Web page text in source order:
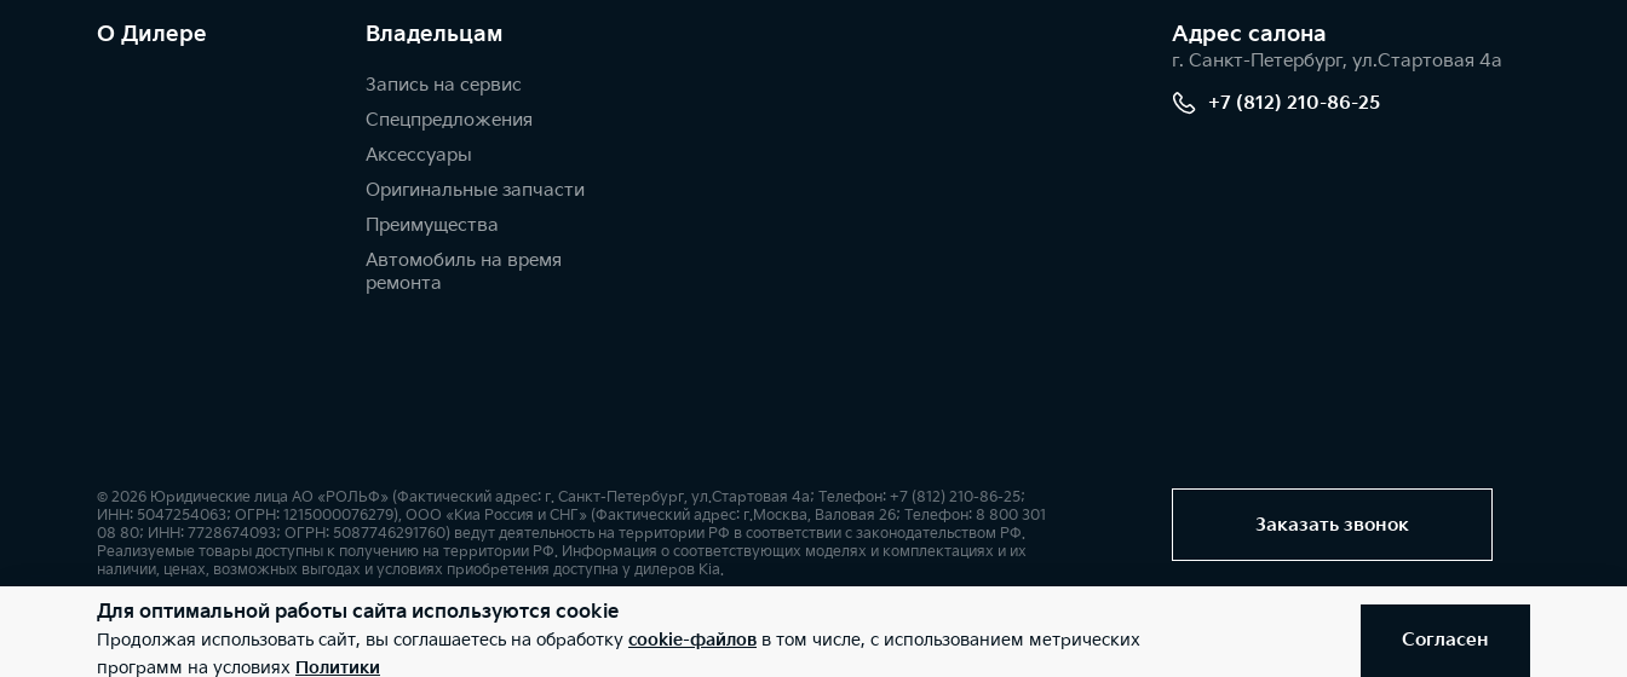
О Дилере Владельцам
Запись на сервис
Спецпредложения
Аксессуары
Оригинальные запчасти
Преимущества
Автомобиль на время
ремонта
Адрес салонa
г. Санкт-Петербург, ул.Стартовая 4а
+7 (812) 210-86-25
Заказать звонок
© 2026 Юридические лица АО «РОЛЬФ» (Фактический адрес: г. Санкт-Петербург, ул.Стартовая 4а; Телефон: +7 (812) 210-86-25;
ИНН: 5047254063; ОГРН: 1215000076279), ООО «Киа Россия и СНГ» (Фактический адрес: г.Москва, Валовая 26; Телефон: 8 800 301
08 80; ИНН: 7728674093; ОГРН: 5087746291760) ведут деятельность на территории РФ в соответствии с законодательством РФ.
Реализуемые товары доступны к получению на территории РФ. Информация о соответствующих моделях и комплектациях и их
наличии, ценах, возможных выгодах и условиях приобретения доступна у дилеров Kia.
Правовая информация Обработка персональных данных Карта сайта
Для оптимальной работы сайта используются cookie
Продолжая использовать сайт, вы соглашаетесь на обработку cookie-файлов в том числе, с использованием метрических
программ на условиях Политики
Согласен